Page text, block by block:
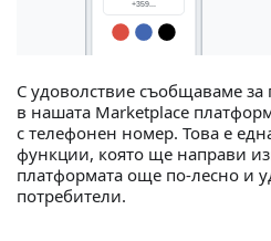
С удоволствие съобщаваме
в нашата Marketplace
с телефонен номер. Това е
функции, която ще направи
платформата още по-лесно и
потребители.